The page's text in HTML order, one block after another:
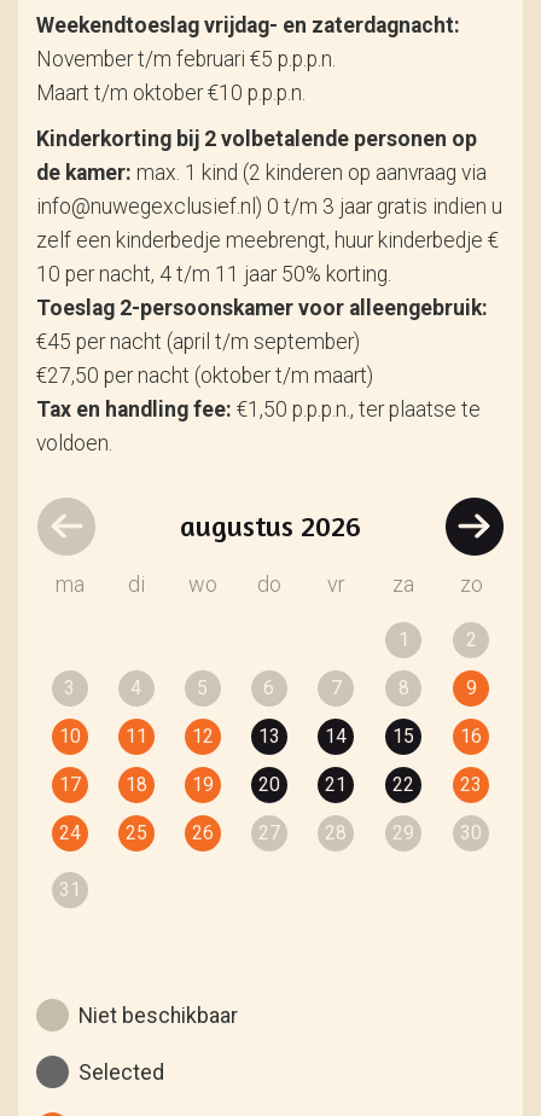
Weekendtoeslag vrijdag- en zaterdagnacht:
November t/m februari €5 p.p.p.n.
Maart t/m oktober €10 p.p.p.n.
Kinderkorting bij 2 volbetalende personen op
de kamer: max. 1 kind (2 kinderen op aanvraag via
info@nuwegexclusief.nl) 0 t/m 3 jaar gratis indien u
zelf een kinderbedje meebrengt, huur kinderbedje €
10 per nacht, 4 t/m 11 jaar 50% korting.
Toeslag 2-persoonskamer voor alleengebruik:
€45 per nacht (april t/m september)
€27,50 per nacht (oktober t/m maart)
Tax en handling fee: €1,50 p.p.p.n., ter plaatse te
voldoen.
augustus 2026
ma di wo do vr za zo
1 2
3 4 5 6 7 8 9
10 11 12 13 14 15 16
17 18 19 20 21 22 23
24 25 26 27 28 29 30
31
Niet beschikbaar
Selected